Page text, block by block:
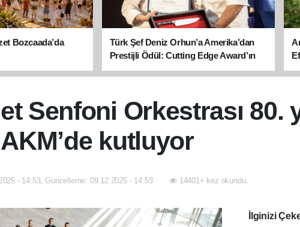
Bozcaada’da
Türk Şef Deniz Orhun’a Amerika’dan
Prestijli Ödül: Cutting Edge Award’ın
sahibi oldu
Senfoni Orkestrası 80.
AKM’de kutluyor
- 14:53, Güncelleme: 09.12.2025 - 14:53 14401+ kez okundu.
İlginizi